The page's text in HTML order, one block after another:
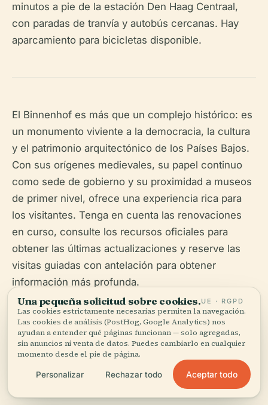
minutos a pie de la estación Den Haag Centraal,
con paradas de tranvía y autobús cercanas. Hay
aparcamiento para bicicletas disponible.
El Binnenhof es más que un complejo histórico: es
un monumento viviente a la democracia, la cultura
y el patrimonio arquitectónico de los Países Bajos.
Con sus orígenes medievales, su papel continuo
como sede de gobierno y su proximidad a museos
de primer nivel, ofrece una experiencia rica para
los visitantes. Tenga en cuenta las renovaciones
en curso, consulte los recursos oficiales para
obtener las últimas actualizaciones y reserve las
visitas guiadas con antelación para obtener
información más profunda.
Para mejorar su visita, considere descargar la
aplicación Audiala para guías de audio y consejos
de viaje. Explore los vecinos Mauritshuis y el
Palacio de la Paz para completar su viaje por el
corazón histórico de La Haya.
Una pequeña solicitud sobre cookies.UE · RGPD
Las cookies estrictamente necesarias permiten la navegación.
Las cookies de análisis (PostHog, Google Analytics) nos
ayudan a entender qué páginas funcionan — solo agregadas,
sin anuncios ni venta de datos. Puedes cambiarlo en cualquier
momento desde el pie de página.
Personalizar Rechazar todo Aceptar todo